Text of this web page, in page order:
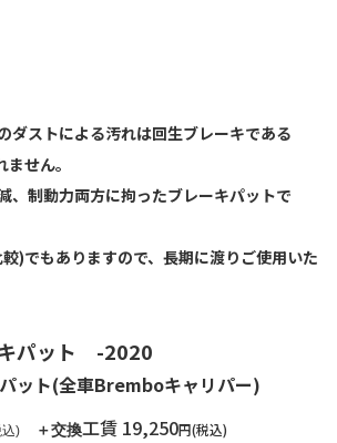
ダストによる汚れは回生ブレーキである
せん。
、制動力両方に拘ったブレーキパットで
)でもありますので、長期に渡りご使用いた
パット -2020
ット(全車Bremboキャリパー)
) ＋交換工賃 19,250円(税込)